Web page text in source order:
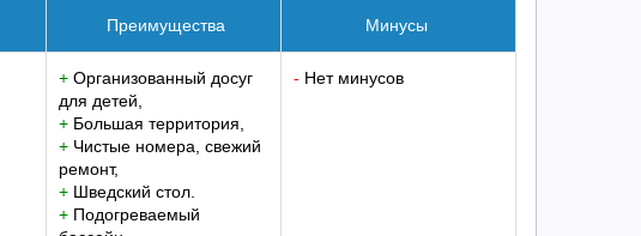
Преимущества Минусы
+ Организованный досуг
для детей,
+ Большая территория,
+ Чистые номера, свежий
ремонт,
+ Шведский стол.
+ Подогреваемый
- Нет минусов